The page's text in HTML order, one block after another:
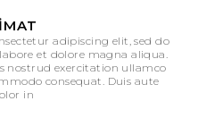
adipiscing elit, sed do
et dolore magna aliqua.
nostrud exercitation ullamco
consequat. Duis aute
in